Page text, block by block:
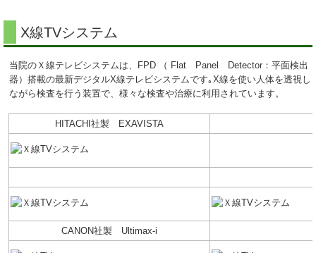
X線TVシステム
当院のＸ線テレビシステムは、FPD （ Flat Panel Detector：平面検出
器）搭載の最新デジタルX線テレビシステムです｡X線を使い人体を透視し
ながら検査を行う装置で、様々な検査や治療に利用されています。
HITACHI社製 EXAVISTA
CANON社製 Ultimax-i